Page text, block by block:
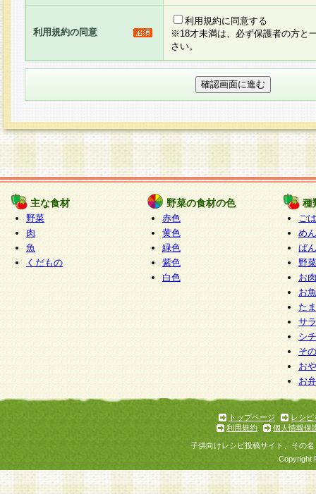
りま す。
3.当社は、会員の事前の承諾を得ることなく、当
方 法・手段にて、本規約を任意に制定、変更ま
きるものとします。改定後の本規約等は、本規約
に掲示したときに、その 他の諸規定については
てその効力を生じるものとします。
4.本規約は、会員登録希望者による会員登録手続
の当社による会員登録の承認が完了した時点で会
たものとみなされ、会員に対して適用されるもの
5.当社がお聞きする個人情報は、すべて会員登録
で提 供いただいたものと考えております。従っ
自らの個人情報の提供を希望されない場合には、
をお預かりいたしません が、提供されないこと
商品やサービス等をご利用いただけない場合があ
了承ください。
6.当社は、お客様から当社が保有している個人情
加・ 利用停止等を求められた場合には、ご本人
て確認できた場合に限り、法令に準拠して合理的
いただきます。なお、開示 請求等の請求先は個
ります。
1.会員とは、本規約等を承諾のうえ、当社所定の
了し、当社が承認した者、グループとします。な
が以下に該当する場合は会員登録をすることがで
利用規約の同意
利用規約に同意する
※18才未満は、必ず保護者の方と
さい。
主な食材
野菜
肉
魚
くだもの
野菜の食材の色
赤色
黄色
緑色
紫色
白色
種
ご
めん
ぱん
野
お
お
た
サ
シ
そ
お
お
トップページ
レシピ
利用規約
個人情報保
子供向けレシピ投稿サイト、その
Copyright